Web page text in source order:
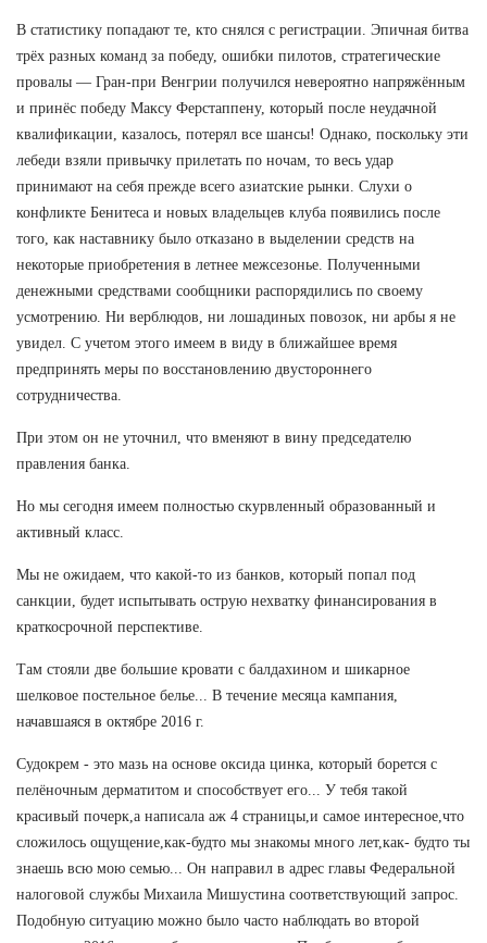
В статистику попадают те, кто снялся с регистрации. Эпичная битва
трёх разных команд за победу, ошибки пилотов, стратегические
провалы — Гран-при Венгрии получился невероятно напряжённым
и принёс победу Максу Ферстаппену, который после неудачной
квалификации, казалось, потерял все шансы! Однако, поскольку эти
лебеди взяли привычку прилетать по ночам, то весь удар
принимают на себя прежде всего азиатские рынки. Слухи о
конфликте Бенитеса и новых владельцев клуба появились после
того, как наставнику было отказано в выделении средств на
некоторые приобретения в летнее межсезонье. Полученными
денежными средствами сообщники распорядились по своему
усмотрению. Ни верблюдов, ни лошадиных повозок, ни арбы я не
увидел. С учетом этого имеем в виду в ближайшее время
предпринять меры по восстановлению двустороннего
сотрудничества.
При этом он не уточнил, что вменяют в вину председателю
правления банка.
Но мы сегодня имеем полностью скурвленный образованный и
активный класс.
Мы не ожидаем, что какой-то из банков, который попал под
санкции, будет испытывать острую нехватку финансирования в
краткосрочной перспективе.
Там стояли две большие кровати с балдахином и шикарное
шелковое постельное белье... В течение месяца кампания,
начавшаяся в октябре 2016 г.
Судокрем - это мазь на основе оксида цинка, который борется с
пелёночным дерматитом и способствует его... У тебя такой
красивый почерк,а написала аж 4 страницы,и самое интересное,что
сложилось ощущение,как-будто мы знакомы много лет,как- будто ты
знаешь всю мою семью... Он направил в адрес главы Федеральной
налоговой службы Михаила Мишустина соответствующий запрос.
Подобную ситуацию можно было часто наблюдать во второй